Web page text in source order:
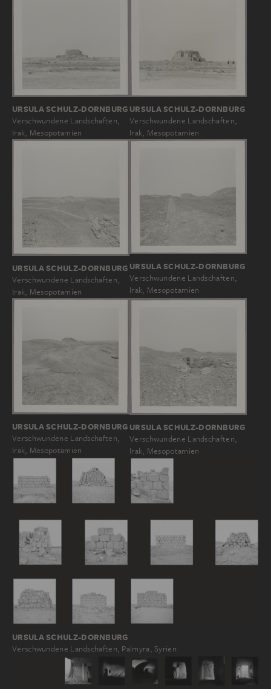
URSULA SCHULZ-DORNBURG
Verschwundene Landschaften,
Irak, Mesopotamien
URSULA SCHULZ-DORNBURG
Verschwundene Landschaften,
Irak, Mesopotamien
URSULA SCHULZ-DORNBURG
Verschwundene Landschaften,
Irak, Mesopotamien
URSULA SCHULZ-DORNBURG
Verschwundene Landschaften,
Irak, Mesopotamien
URSULA SCHULZ-DORNBURG
Verschwundene Landschaften,
Irak, Mesopotamien
URSULA SCHULZ-DORNBURG
Verschwundene Landschaften,
Irak, Mesopotamien
URSULA SCHULZ-DORNBURG
Verschwundene Landschaften, Palmyra, Syrien